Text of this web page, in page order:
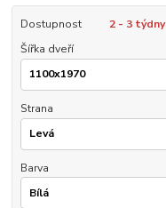
Dostupnost
2 - 3 týdny
Šířka dveří
Strana
Barva